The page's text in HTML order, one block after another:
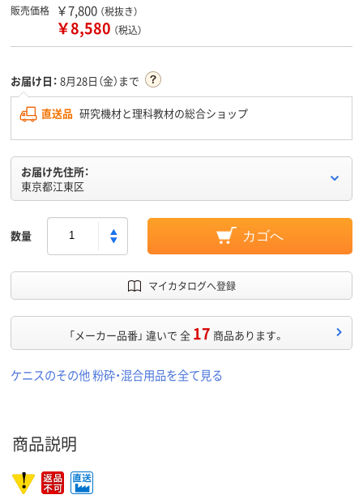
販売価格 ￥7,800 （税抜き）
￥8,580 （税込）
お届け日： 8月28日（金）まで
直送品 研究機材と理科教材の総合ショップ
お届け先住所：
東京都江東区
数量 カゴへ
マイカタログへ登録
「メーカー品番」 違いで 全 17 商品あります。
ケニスのその他 粉砕・混合用品を全て見る
商品説明